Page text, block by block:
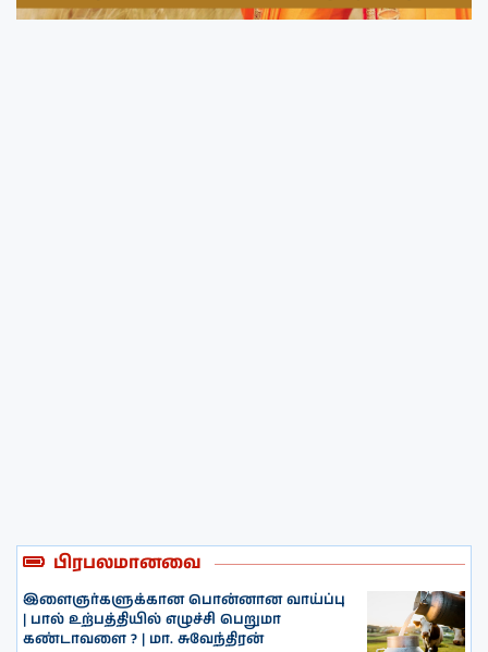
பிரபலமானவை
இளைஞர்களுக்கான பொன்னான வாய்ப்பு
| பால் உற்பத்தியில் எழுச்சி பெறுமா
கண்டாவளை ? | மா. சுவேந்திரன்